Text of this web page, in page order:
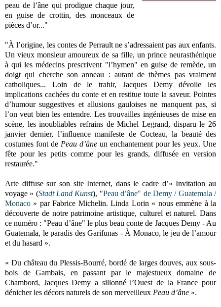
peau de l’âne qui prodigue chaque jour,
en guise de crottin, des monceaux de
pièces d’or..."
"À l’origine, les contes de Perrault ne s’adressaient pas aux enfants.
Un vieux monsieur amoureux de sa fille, un prince neurasthénique
à qui les médecins prescrivent "l’hymen" en guise de remède, un
doigt qui cherche son anneau : autant de thèmes pas vraiment
catholiques... Loin de le trahir, Jacques Demy dévoile les
implications cachées du conte et en restitue toute la saveur. Pointes
d’humour suggestives et allusions gauloises ne manquent pas, si
l’on veut bien les entendre. Les trouvailles ingénieuses de mise en
scène, les inoubliables refrains de Michel Legrand, disparu le 26
janvier dernier, l’influence manifeste de Cocteau, la beauté des
costumes font de Peau d’âne un enchantement pour les yeux. Une
fête pour les petits comme pour les grands, diffusée en version
restaurée."
Arte diffuse sur son site Internet, dans le cadre d’« Invitation au
voyage » (Stadt Land Kunst), "Peau d’âne" de Demy / Guatemala /
Monaco » par Fabrice Michelin. Linda Lorin « nous emmène à la
découverte de notre patrimoine artistique, culturel et naturel. Dans
ce numéro : "Peau d’âne" le plus beau conte de Jacques Demy - Au
Guatemala, le paradis des Garifunas - À Monaco, le jeu de l’amour
et du hasard ».
« Du château du Plessis-Bourré, bordé de larges douves, aux sous-
bois de Gambais, en passant par le majestueux domaine de
Chambord, Jacques Demy a sillonné l’Ouest de la France pour
dénicher les décors naturels de son merveilleux Peau d’âne ».